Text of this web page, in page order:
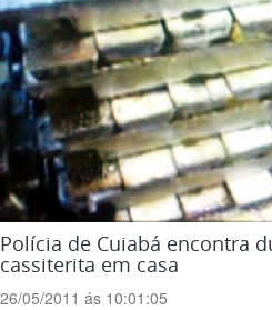
Polícia de Cuiabá encontra
cassiterita em casa
26/05/2011 ás 10:01:05